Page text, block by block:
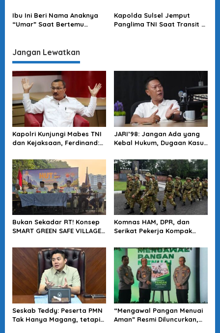
Sultan Hasanuddin
Ibu Ini Beri Nama Anaknya
“Umar” Saat Bertemu
Kapolda Sulsel Jemput
Panglima TNI Saat Transit Di
Jangan Lewatkan
Kapolri Kunjungi Mabes TNI
dan Kejaksaan, Ferdinand:
Soliditas Antar Lembaga
JARI’98: Jangan Ada yang
Kebal Hukum, Dugaan Kasus
Tuntas
Bukan Sekadar RT! Konsep
SMART GREEN SAFE VILLAGE
Depan Kota
Komnas HAM, DPR, dan
Serikat Pekerja Kompak
KDMP Diusut
Seskab Teddy: Peserta PMN
Tak Hanya Magang, tetapi
“Mengawal Pangan Menuai
Aman” Resmi Diluncurkan,